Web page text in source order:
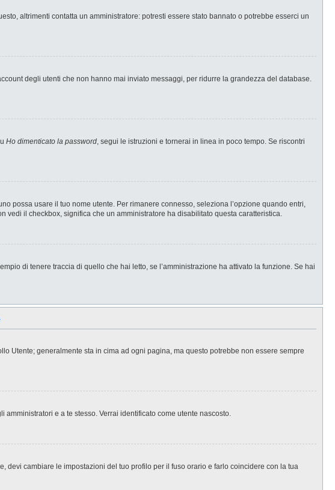
altrimenti contatta un amministratore: potresti essere stato bannato o potrebbe esserci un
degli utenti che non hanno mai inviato messaggi, per ridurre la grandezza del database.
Ho dimenticato la password, segui le istruzioni e tornerai in linea in poco tempo. Se riscontri
possa usare il tuo nome utente. Per rimanere connesso, seleziona l’opzione quando entri,
vedi il checkbox, significa che un amministratore ha disabilitato questa caratteristica.
di tenere traccia di quello che hai letto, se l’amministrazione ha attivato la funzione. Se hai
Utente; generalmente sta in cima ad ogni pagina, ma questo potrebbe non essere sempre
amministratori e a te stesso. Verrai identificato come utente nascosto.
devi cambiare le impostazioni del tuo profilo per il fuso orario e farlo coincidere con la tua